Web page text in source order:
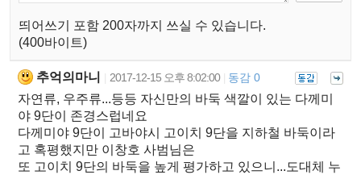
띄어쓰기 포함 200자까지 쓰실 수 있습니다.
(400바이트)
추억의마니 2017-12-15 오후 8:02:00 동감 0
자연류, 우주류...등등 자신만의 바둑 색깔이 있는 다께미
야 9단이 존경스럽네요
다께미야 9단이 고바야시 고이치 9단을 지하철 바둑이라
고 혹평했지만 이창호 사범님은
또 고이치 9단의 바둑을 높게 평가하고 있으니...도대체 누